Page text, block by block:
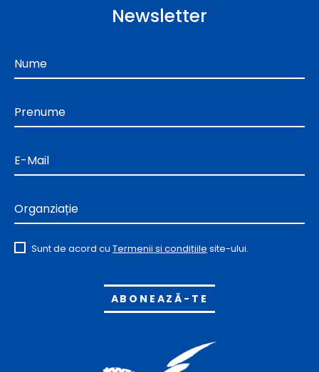
Newsletter
Nume
Prenume
E-Mail
Organziație
Sunt de acord cu Termenii și condițiile site-ului.